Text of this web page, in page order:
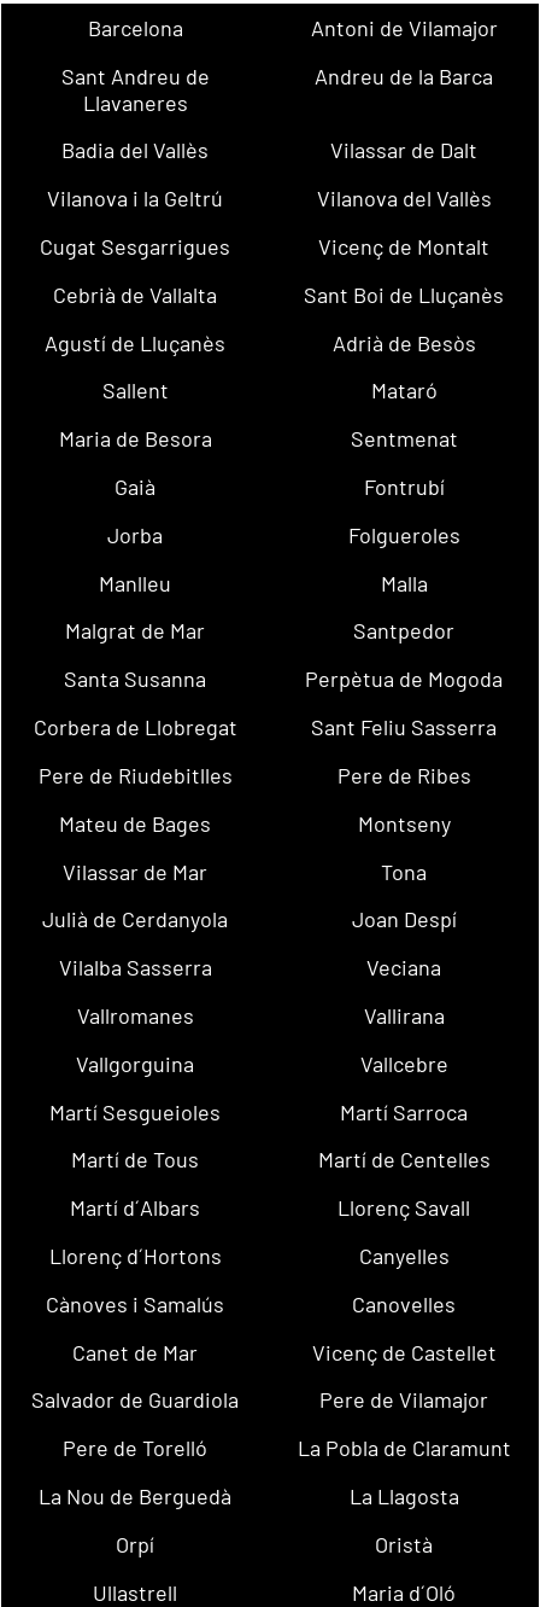
Barcelona
Antoni de Vilamajor
Sant Andreu de
Llavaneres
Andreu de la Barca
Badia del Vallès
Vilassar de Dalt
Vilanova i la Geltrú
Vilanova del Vallès
Cugat Sesgarrigues
Vicenç de Montalt
Cebrià de Vallalta
Sant Boi de Lluçanès
Agustí de Lluçanès
Adrià de Besòs
Sallent
Mataró
Maria de Besora
Sentmenat
Gaià
Fontrubí
Jorba
Folgueroles
Manlleu
Malla
Malgrat de Mar
Santpedor
Santa Susanna
Perpètua de Mogoda
Corbera de Llobregat
Sant Feliu Sasserra
Pere de Riudebitlles
Pere de Ribes
Mateu de Bages
Montseny
Vilassar de Mar
Tona
Julià de Cerdanyola
Joan Despí
Vilalba Sasserra
Veciana
Vallromanes
Vallirana
Vallgorguina
Vallcebre
Martí Sesgueioles
Martí Sarroca
Martí de Tous
Martí de Centelles
Martí d´Albars
Llorenç Savall
Llorenç d´Hortons
Canyelles
Cànoves i Samalús
Canovelles
Canet de Mar
Vicenç de Castellet
Salvador de Guardiola
Pere de Vilamajor
Pere de Torelló
La Pobla de Claramunt
La Nou de Berguedà
La Llagosta
Orpí
Oristà
Ullastrell
Maria d´Oló